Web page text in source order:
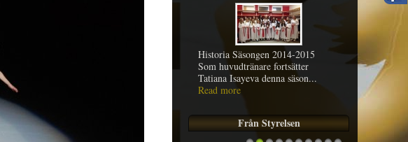
Historia Säsongen 2014-2015
Som huvudtränare fortsätter
Tatiana Isayeva denna säson...
Read more
Från Styrelsen